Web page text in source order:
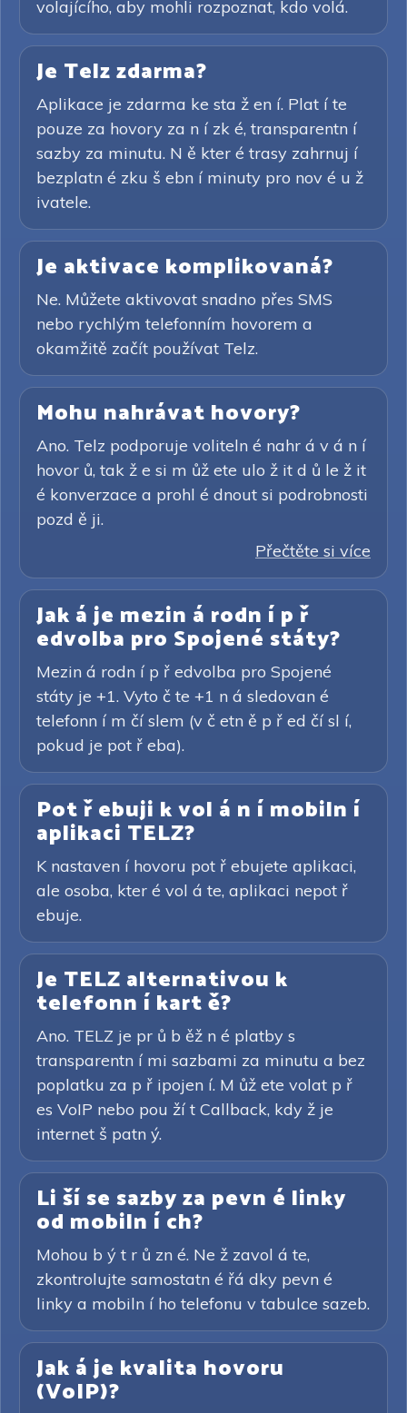
volajícího, aby mohli rozpoznat, kdo volá.
Je Telz zdarma?
Aplikace je zdarma ke sta ž en í. Plat í te
pouze za hovory za n í zk é, transparentn í
sazby za minutu. N ě kter é trasy zahrnuj í
bezplatn é zku š ebn í minuty pro nov é u ž
ivatele.
Je aktivace komplikovaná?
Ne. Můžete aktivovat snadno přes SMS
nebo rychlým telefonním hovorem a
okamžitě začít používat Telz.
Mohu nahrávat hovory?
Ano. Telz podporuje voliteln é nahr á v á n í
hovor ů, tak ž e si m ůž ete ulo ž it d ů le ž it
é konverzace a prohl é dnout si podrobnosti
pozd ě ji.
Přečtěte si více
Jak á je mezin á rodn í p ř
edvolba pro Spojené státy?
Mezin á rodn í p ř edvolba pro Spojené
státy je +1. Vyto č te +1 n á sledovan é
telefonn í m čí slem (v č etn ě p ř ed čí sl í,
pokud je pot ř eba).
Pot ř ebuji k vol á n í mobiln í
aplikaci TELZ?
K nastaven í hovoru pot ř ebujete aplikaci,
ale osoba, kter é vol á te, aplikaci nepot ř
ebuje.
Je TELZ alternativou k
telefonn í kart ě?
Ano. TELZ je pr ů b ěž n é platby s
transparentn í mi sazbami za minutu a bez
poplatku za p ř ipojen í. M ůž ete volat p ř
es VoIP nebo pou ží t Callback, kdy ž je
internet š patn ý.
Li ší se sazby za pevn é linky
od mobiln í ch?
Mohou b ý t r ů zn é. Ne ž zavol á te,
zkontrolujte samostatn é řá dky pevn é
linky a mobiln í ho telefonu v tabulce sazeb.
Jak á je kvalita hovoru
(VoIP)?